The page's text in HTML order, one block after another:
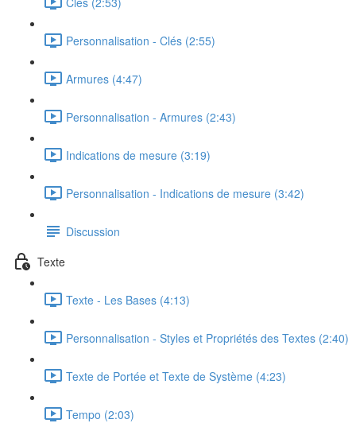
Personnalisation - Clés (2:55)
Armures (4:47)
Personnalisation - Armures (2:43)
Indications de mesure (3:19)
Personnalisation - Indications de mesure (3:42)
Discussion
Texte
Texte - Les Bases (4:13)
Personnalisation - Styles et Propriétés des Textes (2:40)
Texte de Portée et Texte de Système (4:23)
Tempo (2:03)